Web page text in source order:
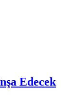
Edecek